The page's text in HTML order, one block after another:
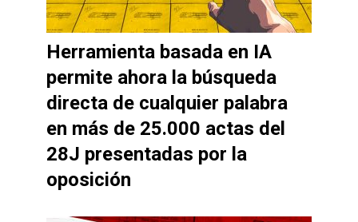
Herramienta basada en IA
permite ahora la búsqueda
directa de cualquier palabra
en más de 25.000 actas del
28J presentadas por la
oposición